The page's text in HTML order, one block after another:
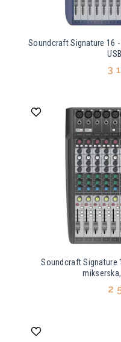
Soundcraft Signature 16
3
Soundcraft Signature
2